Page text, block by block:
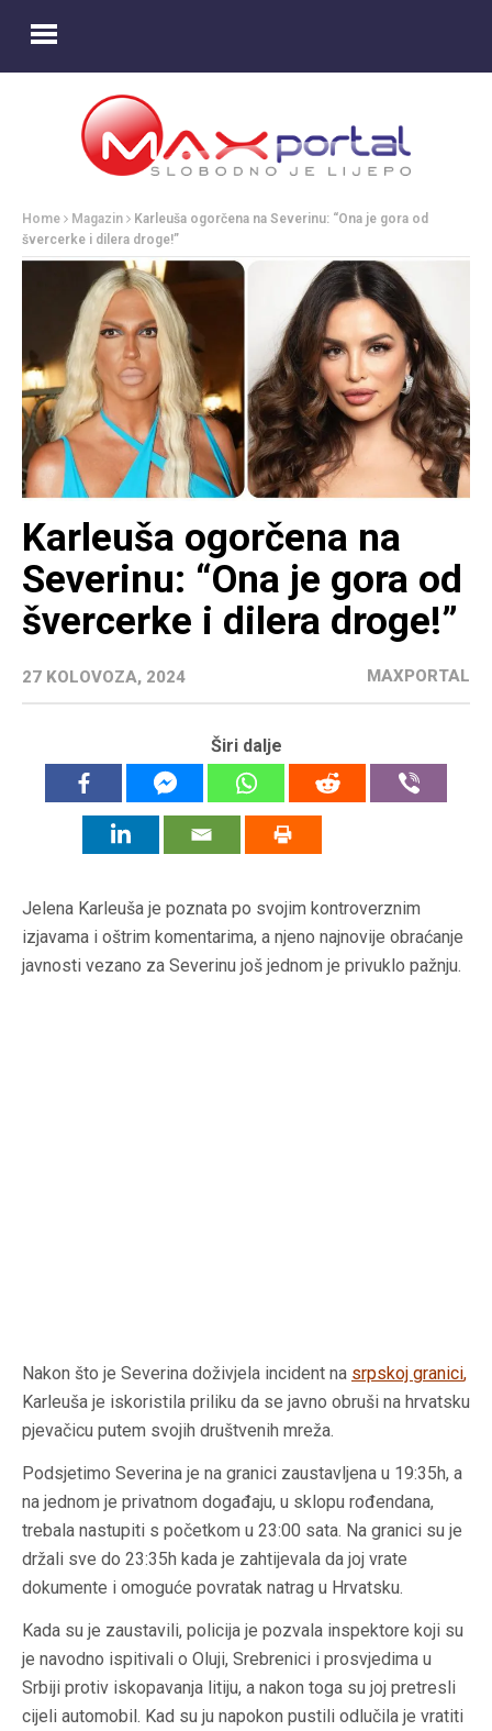
Home Magazin
Karleuša ogorčena na Severinu: “Ona je gora od
švercerke i dilera droge!”
Karleuša ogorčena na
Severinu: “Ona je gora od
švercerke i dilera droge!”
27 KOLOVOZA, 2024 MAXPORTAL
Širi dalje
Jelena Karleuša je poznata po svojim kontroverznim
izjavama i oštrim komentarima, a njeno najnovije obraćanje
javnosti vezano za Severinu još jednom je privuklo pažnju.
Nakon što je Severina doživjela incident na srpskoj granici,
Karleuša je iskoristila priliku da se javno obruši na hrvatsku
pjevačicu putem svojih društvenih mreža.
Podsjetimo Severina je na granici zaustavljena u 19:35h, a
na jednom je privatnom događaju, u sklopu rođendana,
trebala nastupiti s početkom u 23:00 sata. Na granici su je
držali sve do 23:35h kada je zahtijevala da joj vrate
dokumente i omoguće povratak natrag u Hrvatsku.
Kada su je zaustavili, policija je pozvala inspektore koji su
je navodno ispitivali o Oluji, Srebrenici i prosvjedima u
Srbiji protiv iskopavanja litiju, a nakon toga su joj pretresli
cijeli automobil. Kad su ju napokon pustili odlučila je vratiti